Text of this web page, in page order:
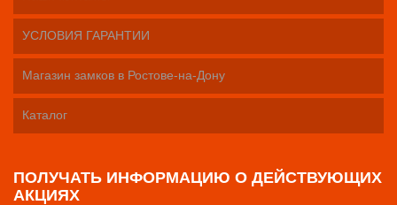
УСЛОВИЯ ГАРАНТИИ
Магазин замков в Ростове-на-Дону
Каталог
ПОЛУЧАТЬ ИНФОРМАЦИЮ О ДЕЙСТВУЮЩИХ
АКЦИЯХ